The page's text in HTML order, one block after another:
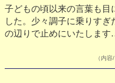
子どもの頃以来の言葉も目
した。少々調子に乗りす
の辺りで止めにいたしま
（内